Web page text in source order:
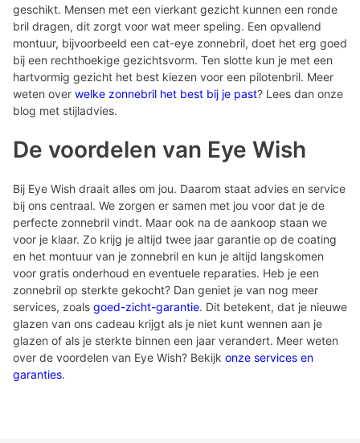
geschikt. Mensen met een vierkant gezicht kunnen een ronde
bril dragen, dit zorgt voor wat meer speling. Een opvallend
montuur, bijvoorbeeld een cat-eye zonnebril, doet het erg goed
bij een rechthoekige gezichtsvorm. Ten slotte kun je met een
hartvormig gezicht het best kiezen voor een pilotenbril. Meer
weten over welke zonnebril het best bij je past? Lees dan onze
blog met stijladvies.
De voordelen van Eye Wish
Bij Eye Wish draait alles om jou. Daarom staat advies en service
bij ons centraal. We zorgen er samen met jou voor dat je de
perfecte zonnebril vindt. Maar ook na de aankoop staan we
voor je klaar. Zo krijg je altijd twee jaar garantie op de coating
en het montuur van je zonnebril en kun je altijd langskomen
voor gratis onderhoud en eventuele reparaties. Heb je een
zonnebril op sterkte gekocht? Dan geniet je van nog meer
services, zoals goed-zicht-garantie. Dit betekent, dat je nieuwe
glazen van ons cadeau krijgt als je niet kunt wennen aan je
glazen of als je sterkte binnen een jaar verandert. Meer weten
over de voordelen van Eye Wish? Bekijk onze services en
garanties.